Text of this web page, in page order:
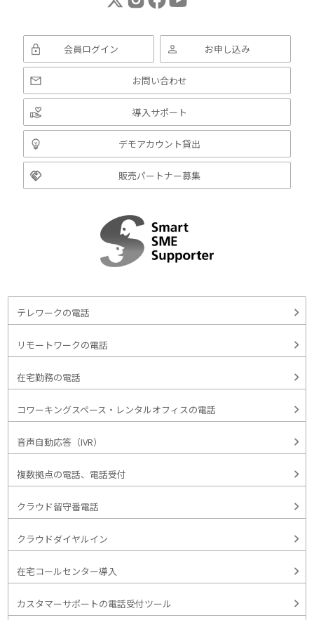
会員ログイン お申し込み
お問い合わせ
導入サポート
デモアカウント貸出
販売パートナー募集
テレワークの電話
リモートワークの電話
在宅勤務の電話
コワーキングスペース・レンタルオフィスの電話
音声自動応答（IVR）
複数拠点の電話、電話受付
クラウド留守番電話
クラウドダイヤルイン
在宅コールセンター導入
カスタマーサポートの電話受付ツール